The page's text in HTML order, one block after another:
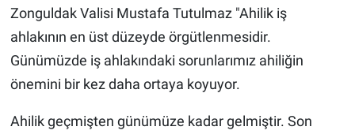
Zonguldak Valisi Mustafa Tutulmaz "Ahilik iş
ahlakının en üst düzeyde örgütlenmesidir.
Günümüzde iş ahlakındaki sorunlarımız ahiliğin
önemini bir kez daha ortaya koyuyor.
Ahilik geçmişten günümüze kadar gelmiştir. Son